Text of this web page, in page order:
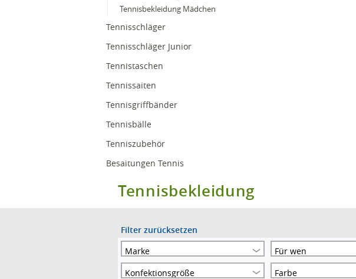
Tennisbekleidung Mädchen
Tennisschläger
Tennisschläger Junior
Tennistaschen
Tennissaiten
Tennisgriffbänder
Tennisbälle
Tenniszubehör
Besaitungen Tennis
Tennisbekleidung
Filter zurücksetzen
Marke
Für wen
Konfektionsgröße
Farbe